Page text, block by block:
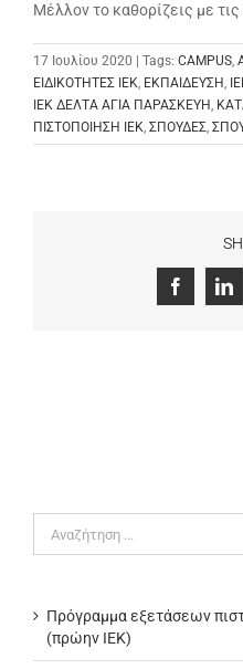
Μέλλον το καθορίζεις με
17 Ιουλίου 2020 | Tags: CAMPUS,
ΕΙΔΙΚΟΤΗΤΕΣ ΙΕΚ, ΕΚΠΑΙΔΕΥΣΗ,
ΙΕΚ ΔΕΛΤΑ ΑΓΙΑ ΠΑΡΑΣΚΕΥΗ,
ΠΙΣΤΟΠΟΙΗΣΗ ΙΕΚ, ΣΠΟΥΔΕΣ,
Facebook
για:
Πρόγραμμα εξετάσεων
(πρώην ΙΕΚ)